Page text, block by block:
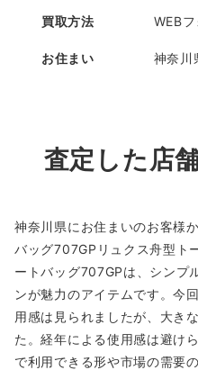
買取方法 WEB
お住まい 神奈川
査定した店
神奈川県にお住まいのお客様
バッグ707GPリュクス舟型ト
ートバッグ707GPは、シンプ
ンが魅力のアイテムです。今
用感は見られましたが、大き
た。経年による使用感は避け
で利用できる形や市場の需要